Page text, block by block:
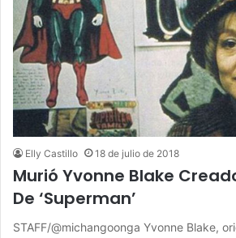
Elly Castillo 18 de julio de 2018
Murió Yvonne Blake
De ‘Superman’
STAFF/@michangoonga Yvonne Blake,